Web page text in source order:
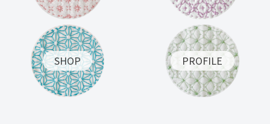
SHOP PROFILE